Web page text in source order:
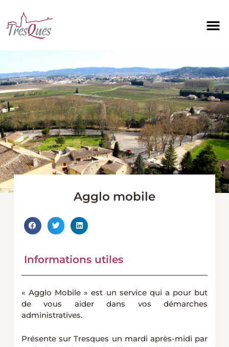
contenu
Agglo mobile
Informations utiles
« Agglo Mobile » est un service qui a pour but
de vous aider dans vos démarches
administratives.
Présente sur Tresques un mardi après-midi par